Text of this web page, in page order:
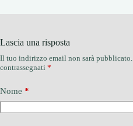
Lascia una risposta
Il tuo indirizzo email non sarà pubblicato.
contrassegnati *
Nome *